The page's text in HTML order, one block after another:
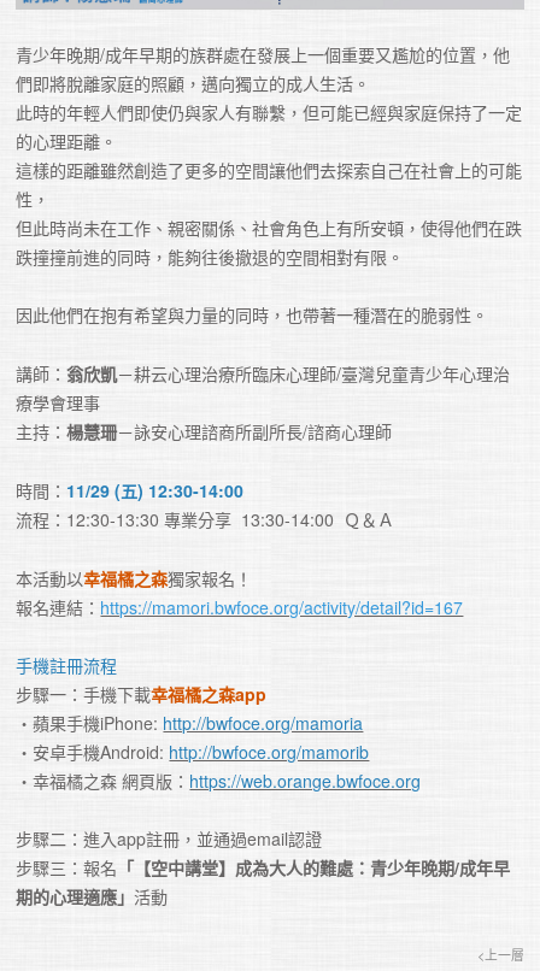
青少年晚期/成年早期的族群處在發展上一個重要又尷尬的位置，他
們即將脫離家庭的照顧，邁向獨立的成人生活。
此時的年輕人們即使仍與家人有聯繫，但可能已經與家庭保持了一定
的心理距離。
這樣的距離雖然創造了更多的空間讓他們去探索自己在社會上的可能
性，
但此時尚未在工作、親密關係、社會角色上有所安頓，使得他們在跌
跌撞撞前進的同時，能夠往後撤退的空間相對有限。
因此他們在抱有希望與力量的同時，也帶著一種潛在的脆弱性。
講師：翁欣凱－耕云心理治療所臨床心理師/臺灣兒童青少年心理治
療學會理事
主持：楊慧珊－詠安心理諮商所副所長/諮商心理師
時間： 11/29 (五) 12:30-14:00
流程：12:30-13:30 專業分享  13:30-14:00  Ｑ＆Ａ
本活動以幸福橘之森獨家報名！
報名連結： https://mamori.bwfoce.org/activity/detail?id=167
手機註冊流程
步驟一：手機下載幸福橘之森app
・蘋果手機iPhone: http://bwfoce.org/mamoria
・安卓手機Android: http://bwfoce.org/mamorib
・幸福橘之森 網頁版： https://web.orange.bwfoce.org
步驟二：進入app註冊，並通過email認證
步驟三：報名 「【空中講堂】成為大人的難處：青少年晚期/成年早
期的心理適應」活動
<上一層